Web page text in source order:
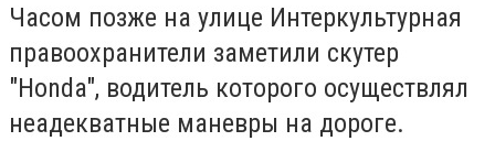
Часом позже на улице Интеркультурная
правоохранители заметили скутер
"Honda", водитель которого осуществлял
неадекватные маневры на дороге.